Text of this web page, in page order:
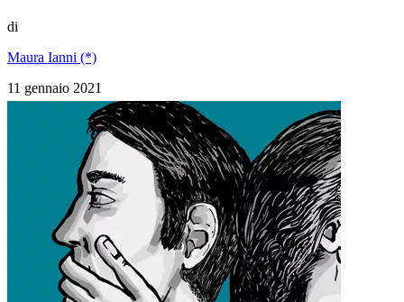
di
Maura Ianni (*)
11 gennaio 2021